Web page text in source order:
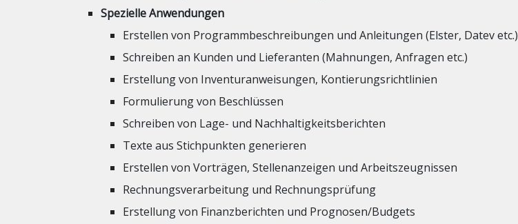
Spezielle Anwendungen
Erstellen von Programmbeschreibungen und Anleitungen (Elster, Datev etc.)
Schreiben an Kunden und Lieferanten (Mahnungen, Anfragen etc.)
Erstellung von Inventuranweisungen, Kontierungsrichtlinien
Formulierung von Beschlüssen
Schreiben von Lage- und Nachhaltigkeitsberichten
Texte aus Stichpunkten generieren
Erstellen von Vorträgen, Stellenanzeigen und Arbeitszeugnissen
Rechnungsverarbeitung und Rechnungsprüfung
Erstellung von Finanzberichten und Prognosen/Budgets